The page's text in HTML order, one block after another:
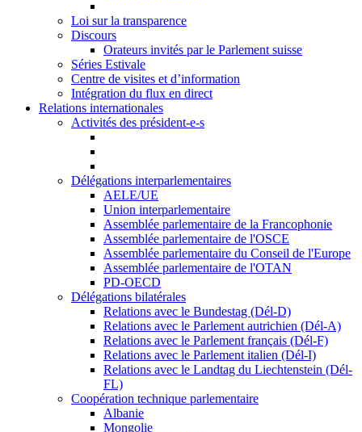
Loi sur la transparence
Discours
Orateurs invités par le Parlement suisse
Séries Estivale
Centre de visites et d’information
Intégration du flux en direct
Relations internationales
Activités des président-e-s
Délégations interparlementaires
AELE/UE
Union interparlementaire
Assemblée parlementaire de la Francophonie
Assemblée parlementaire de l'OSCE
Assemblée parlementaire du Conseil de l'Europe
Assemblée parlementaire de l'OTAN
PD-OECD
Délégations bilatérales
Relations avec le Bundestag (Dél-D)
Relations avec le Parlement autrichien (Dél-A)
Relations avec le Parlement français (Dél-F)
Relations avec le Parlement italien (Dél-I)
Relations avec le Landtag du Liechtenstein (Dél-
FL)
Coopération technique parlementaire
Albanie
Mongolie